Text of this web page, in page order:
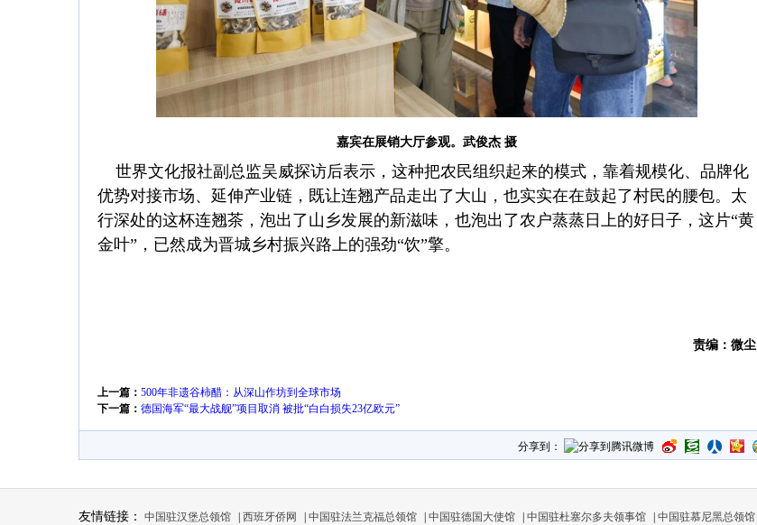
嘉宾在展销大厅参观。武俊杰 摄
世界文化报社副总监吴威探访后表示，这种把农民组织起来的模式，靠着规模化、品牌化
优势对接市场、延伸产业链，既让连翘产品走出了大山，也实实在在鼓起了村民的腰包。太
行深处的这杯连翘茶，泡出了山乡发展的新滋味，也泡出了农户蒸蒸日上的好日子，这片“黄
金叶”，已然成为晋城乡村振兴路上的强劲“饮”擎。
责编：微尘
上一篇： 500年非遗谷柿醋：从深山作坊到全球市场
下一篇： 德国海军“最大战舰”项目取消 被批“白白损失23亿欧元”
分享到：
友情链接： 中国驻汉堡总领馆 西班牙侨网 中国驻法兰克福总领馆 中国驻德国大使馆 中国驻杜塞尔多夫领事馆 中国驻慕尼黑总领馆